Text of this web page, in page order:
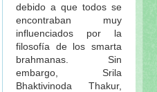
debido a que todos se
encontraban muy
influenciados por la
filosofía de los smarta
brahmanas. Sin
embargo, Srila
Bhaktivinoda Thakur,